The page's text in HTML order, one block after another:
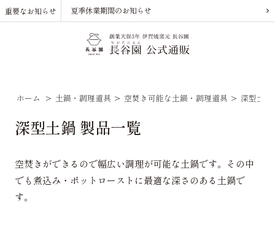
重要なお知らせ 夏季休業期間のお知らせ
ホーム > 土鍋・調理道具 > 空焚き可能な土鍋・調理道具 > 深型土鍋
深型土鍋 製品一覧
空焚きができるので幅広い調理が可能な土鍋です。その中
でも煮込み・ポットローストに最適な深さのある土鍋で
す。